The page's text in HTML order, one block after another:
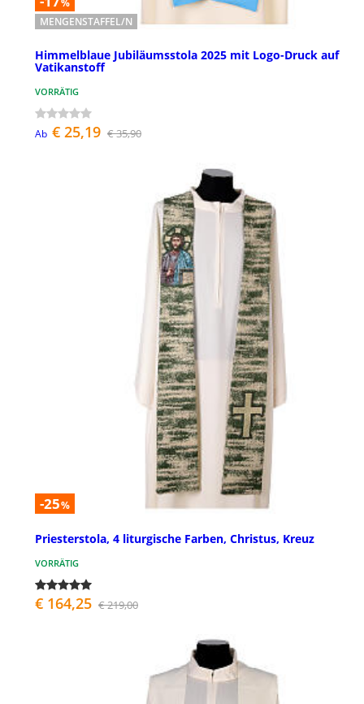
%
MENGENSTAFFEL/N
Himmelblaue Jubiläumsstola 2025 mit Logo-Druck auf
Vatikanstoff
VORRÄTIG
Ab € 25,19 € 35,90
-25%
Priesterstola, 4 liturgische Farben, Christus, Kreuz
VORRÄTIG
€ 164,25 € 219,00